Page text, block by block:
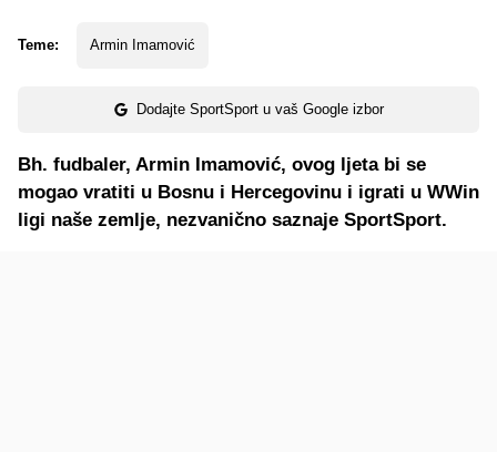
Teme: Armin Imamović
Dodajte SportSport u vaš Google izbor
Bh. fudbaler, Armin Imamović, ovog ljeta bi se
mogao vratiti u Bosnu i Hercegovinu i igrati u WWin
ligi naše zemlje, nezvanično saznaje SportSport.